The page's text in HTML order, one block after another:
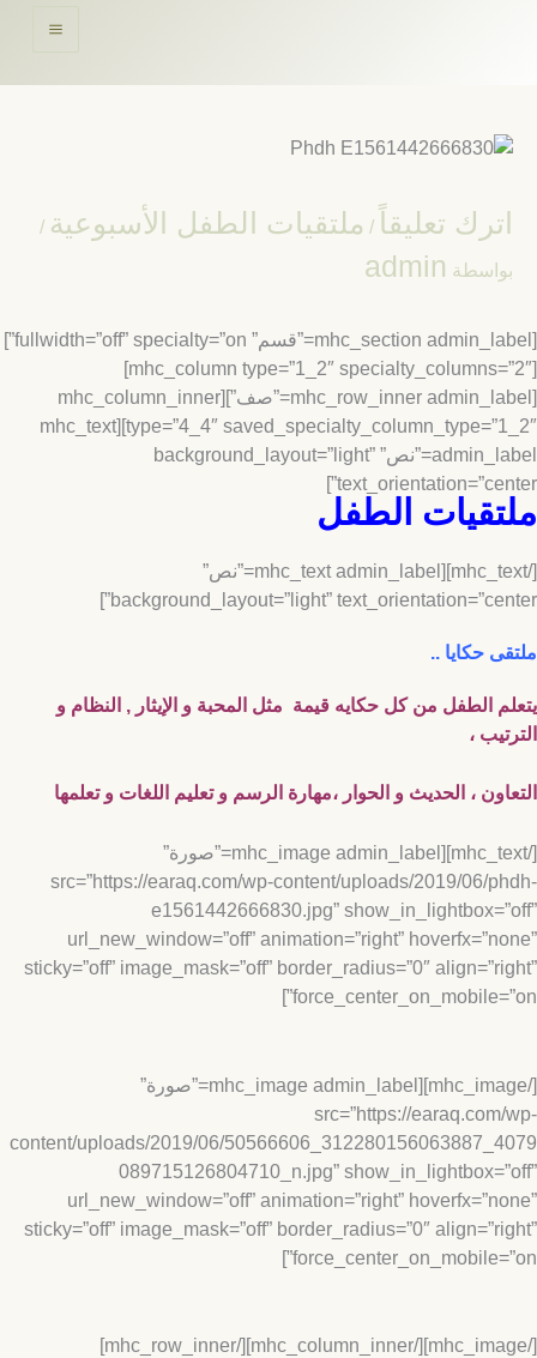
تعليقاً /ملتقيات الطفل الأسبوعية/
admin
[mhc_section admin_label=”قسم” fullwidth=”off” specialty=”on”]
[mhc_column type=”1_2″ specialty_columns=”2″]
[mhc_row_inner admin_label=”صف”][mhc_column_inner
type=”4_4″ saved_specialty_column_type=”1_2″][mhc_text
admin_label=”نص” background_layout=”light”
الطفل
[/mhc_text][mhc_text admin_label=”نص”
background_layout=”light”
حكايا ..
الطفل من كل حكايه قيمة مثلالمحبة و الإيثار , النظام و
،
،الحديث و الحوار ،مهارة الرسم و تعليم اللغات و تعلمها
[/mhc_text][mhc_image admin_label=”صورة”
src=”https://earaq.com/wp-content/uploads/2019/06/
e1561442666830.jpg”
url_new_window=”off” animation=”right”
sticky=”off” image_mask=”off” border_radius=”0″
[/mhc_image][mhc_image admin_label=”صورة”
src=”https://
content/uploads/2019/06/
089715126804710_n.jpg”
url_new_window=”off” animation=”right”
sticky=”off” image_mask=”off” border_radius=”0″
[/mhc_image][/mhc_column_inner][/mhc_row_inner]